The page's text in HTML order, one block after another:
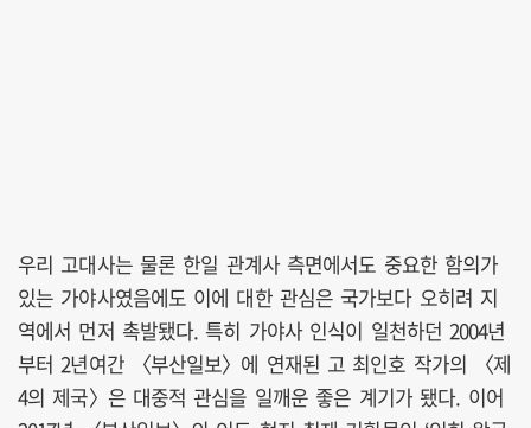
우리 고대사는 물론 한일 관계사 측면에서도 중요한 함의가
있는 가야사였음에도 이에 대한 관심은 국가보다 오히려 지
역에서 먼저 촉발됐다. 특히 가야사 인식이 일천하던 2004년
부터 2년여간 〈부산일보〉에 연재된 고 최인호 작가의 〈제
4의 제국〉은 대중적 관심을 일깨운 좋은 계기가 됐다. 이어